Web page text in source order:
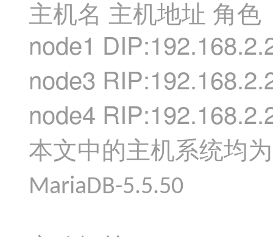
主机名 主机地址 角色
node1
node3
node4
本文中的主机系统均为
MariaDB-5.5.50